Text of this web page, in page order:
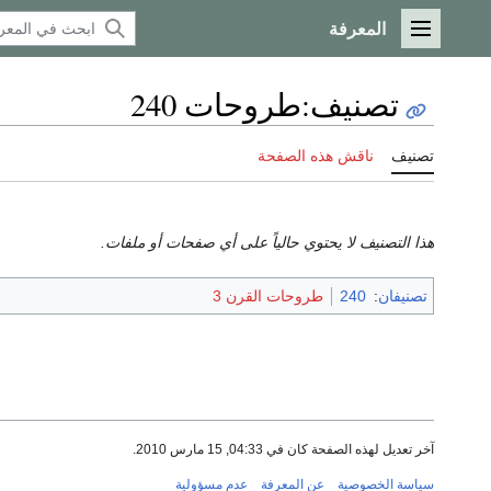
القائمة الرئيسية
المعرفة
تصنيف:طروحات 240
تصنيف ناقش هذه الصفحة
هذا التصنيف لا يحتوي حالياً على أي صفحات أو ملفات.
تصنيفان:
240 طروحات القرن 3
آخر تعديل لهذه الصفحة كان في 04:33, 15 مارس 2010.
سياسة الخصوصية عن المعرفة عدم مسؤولية